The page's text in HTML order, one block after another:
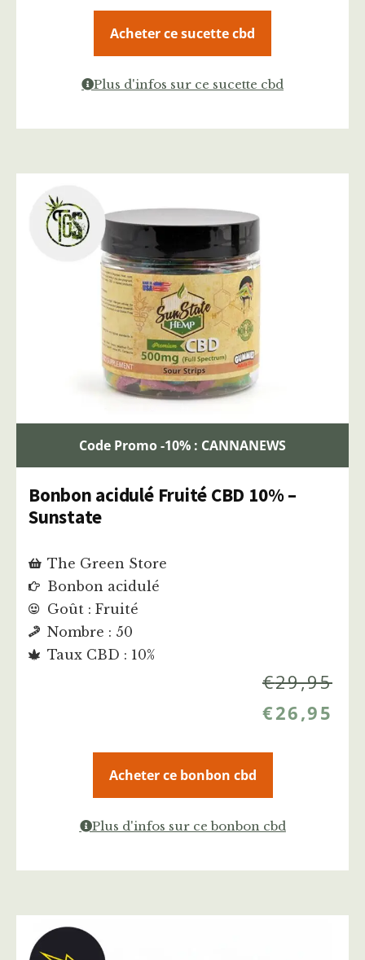
Acheter ce sucette cbd
Plus d'infos sur ce sucette cbd
Code Promo -10% : CANNANEWS
Bonbon acidulé Fruité CBD 10% –
Sunstate
The Green Store
Bonbon acidulé
Goût : Fruité
Nombre : 50
Taux CBD : 10%
€29,95
€26,95
Acheter ce bonbon cbd
Plus d'infos sur ce bonbon cbd